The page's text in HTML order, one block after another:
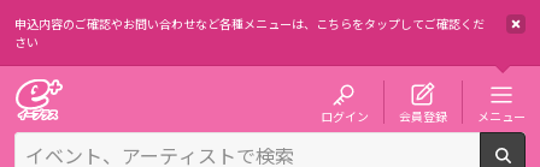
申込内容のご確認やお問い合わせなど各種メニューは、 こちらをタップしてご確認くだ
さい
ログイン 会員登録 メニュー